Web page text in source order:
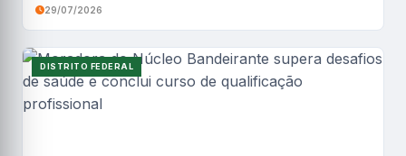
29/07/2026
DISTRITO FEDERAL